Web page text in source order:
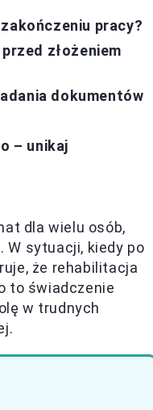
pracy?
złożeniem
dokumentów
– unikaj
dla wielu osób,
W sytuacji, kiedy po
że rehabilitacja
to świadczenie
w trudnych